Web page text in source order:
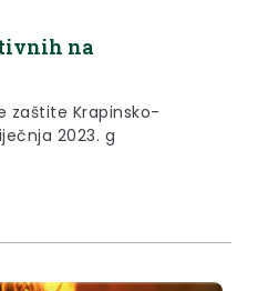
na
zaštite Krapinsko-
2023. g